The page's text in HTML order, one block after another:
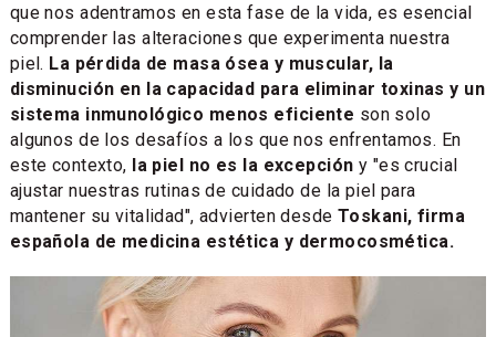
que nos adentramos en esta fase de la vida, es esencial
comprender las alteraciones que experimenta nuestra
piel. La pérdida de masa ósea y muscular, la
disminución en la capacidad para eliminar toxinas y un
sistema inmunológico menos eficiente son solo
algunos de los desafíos a los que nos enfrentamos. En
este contexto, la piel no es la excepción y "es crucial
ajustar nuestras rutinas de cuidado de la piel para
mantener su vitalidad", advierten desde Toskani, firma
española de medicina estética y dermocosmética.